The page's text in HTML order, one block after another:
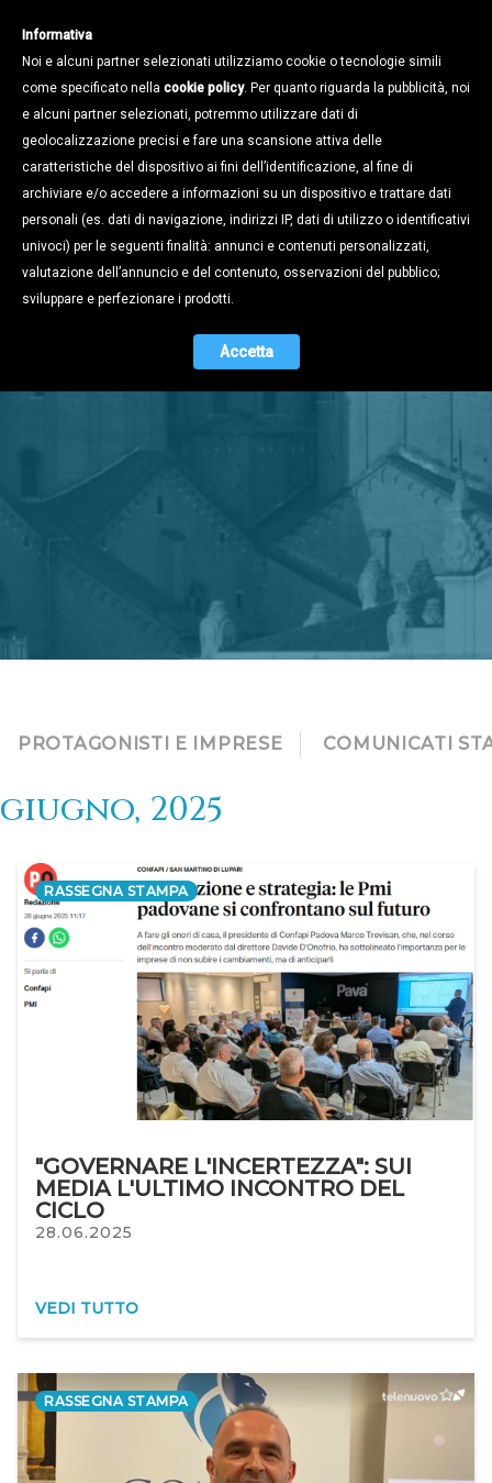
Stampa e
Territorio
PROTAGONISTI E IMPRESE COMUNICATI
giugno, 2025
RASSEGNA STAMPA
"GOVERNARE L'INCERTEZZA": SUI
MEDIA L'ULTIMO INCONTRO DEL
CICLO
28.06.2025
VEDI TUTTO
RASSEGNA STAMPA
Informativa
Noi e alcuni partner selezionati utilizziamo cookie o tecnologie simili
come specificato nella cookie policy. Per quanto riguarda la pubblicità, noi
e alcuni partner selezionati, potremmo utilizzare dati di
geolocalizzazione precisi e fare una scansione attiva delle
caratteristiche del dispositivo ai fini dell’identificazione, al fine di
archiviare e/o accedere a informazioni su un dispositivo e trattare dati
personali (es. dati di navigazione, indirizzi IP, dati di utilizzo o identificativi
univoci) per le seguenti finalità: annunci e contenuti personalizzati,
valutazione dell’annuncio e del contenuto, osservazioni del pubblico;
sviluppare e perfezionare i prodotti.
Accetta